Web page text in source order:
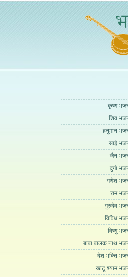
कृष्ण
शिव
हनुमान
साईं
जैन
दुर्गा
गणेश
राम
गुरुदेव
विविध
विष्णु
बाबा बालक नाथ
देश भक्ति
खाटू श्याम